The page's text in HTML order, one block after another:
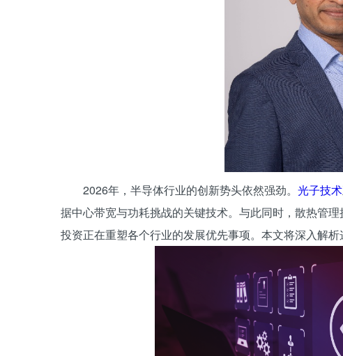
2026年，半导体行业的创新势头依然强劲。 光子技术
据中心带宽与功耗挑战的关键技术。与此同时，散热管
投资正在重塑各个行业的发展优先事项。本文将深入解